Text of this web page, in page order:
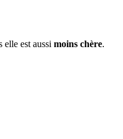
elle est aussi moins chère.